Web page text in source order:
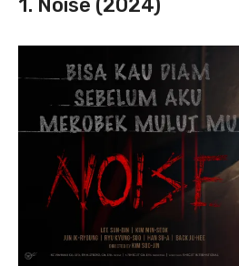
1. Noise (2024)